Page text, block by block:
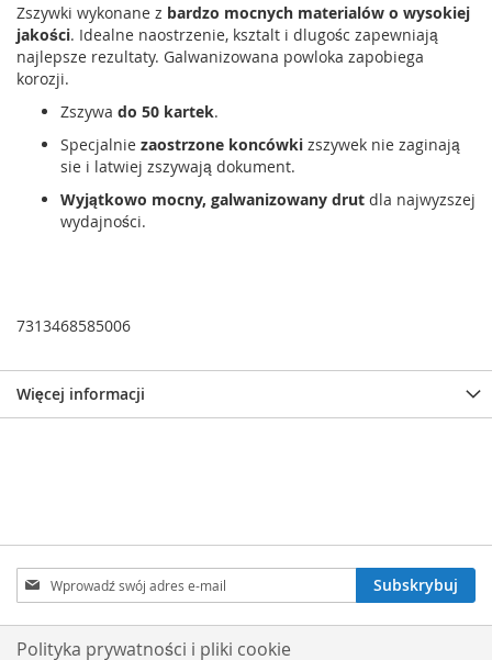
Zszywki wykonane z bardzo mocnych materialów o wysokiej
jakości. Idealne naostrzenie, ksztalt i dlugośc zapewniają
najlepsze rezultaty. Galwanizowana powloka zapobiega
korozji.
Zszywa do 50 kartek.
Specjalnie zaostrzone koncówki zszywek nie zaginają
sie i latwiej zszywają dokument.
Wyjątkowo mocny, galwanizowany drut dla najwyzszej
wydajności.
7313468585006
Więcej informacji
Subskrybuj
nasz
newsletter:
Subskrybuj
Polityka prywatności i pliki cookie